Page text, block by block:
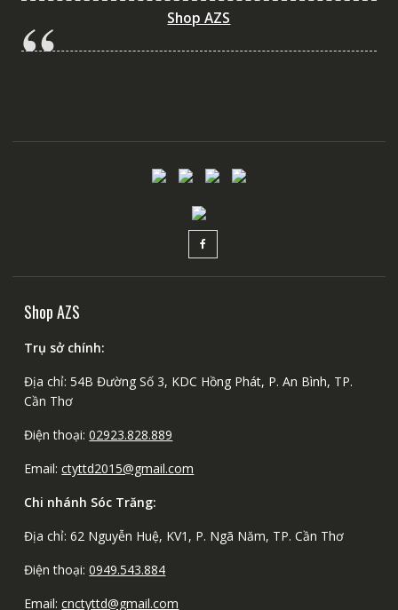
Shop AZS
Shop AZS
Trụ sở chính:
Địa chỉ: 54B Đường Số 3, KDC Hồng Phát, P. An Bình, TP.
Cần Thơ
Điện thoại:02923.828.889
Email:ctyttd2015@gmail.com
Chi nhánh Sóc Trăng:
Địa chỉ: 62 Nguyễn Huệ, KV1, P. Ngã Năm, TP. Cần Thơ
Điện thoại:0949.543.884
Email:cnctyttd@gmail.com